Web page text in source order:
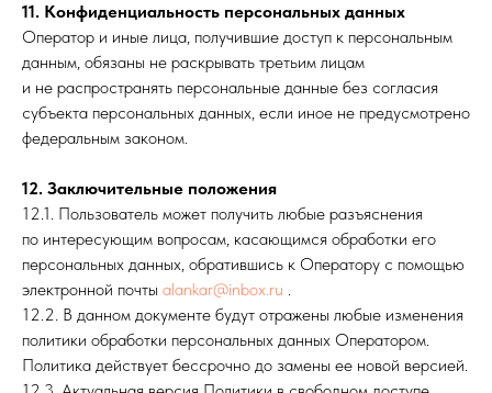
11. Конфиденциальность персональных данных
Оператор и иные лица, получившие доступ к персональным
данным, обязаны не раскрывать третьим лицам
и не распространять персональные данные без согласия
субъекта персональных данных, если иное не предусмотрено
федеральным законом.
12. Заключительные положения
12.1. Пользователь может получить любые разъяснения
по интересующим вопросам, касающимся обработки его
персональных данных, обратившись к Оператору с помощью
электронной почты alankar@inbox.ru .
12.2. В данном документе будут отражены любые изменения
политики обработки персональных данных Оператором.
Политика действует бессрочно до замены ее новой версией.